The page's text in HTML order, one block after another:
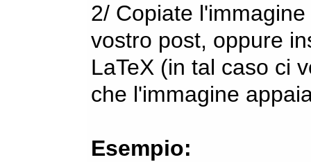
2/ Copiate
vostro post, oppure
LaTeX (in tal caso ci
che l'immagine
Esempio: